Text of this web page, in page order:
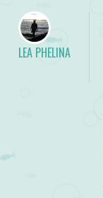
LEA PHELINA